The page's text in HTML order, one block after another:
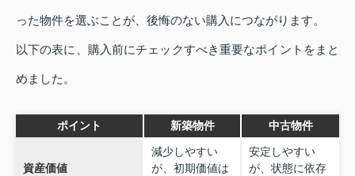
った物件を選ぶことが、後悔のない購入につながります。
以下の表に、購入前にチェックすべき重要なポイントをまと
めました。
ポイント 新築物件 中古物件
資産価値
減少しやすい
が、初期価値は
安定しやすい
が、状態に依存